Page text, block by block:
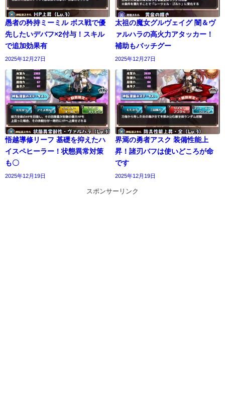
愚者の矜持ミーミル ボス戦で優
先したいデバフ×2付与！スキル
で追加効果有
2025年12月27日
太祖の魔女グルヴェイグ 闇＆ヴ
ァルハラの高火力アタッカー！
補助もバッチグー
2025年12月27日
悟越導修リーフ 基礎を抑えたハ
イスペヒーラー！状態異常対策
も〇
2025年12月19日
界焉の勇者アスク 装備性能上
昇！諸刃バフは使いどころが命
です
2025年12月19日
スポンサーリンク